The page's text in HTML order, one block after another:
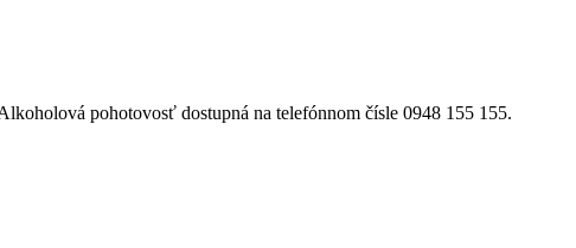
pohotovosť dostupná na telefónnom čísle 0948 155 155.